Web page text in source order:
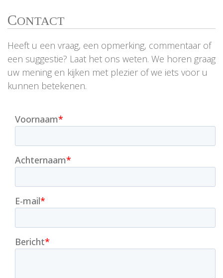
CONTACT
Heeft u een vraag, een opmerking, commentaar of
een suggestie? Laat het ons weten. We horen graag
uw mening en kijken met plezier of we iets voor u
kunnen betekenen.